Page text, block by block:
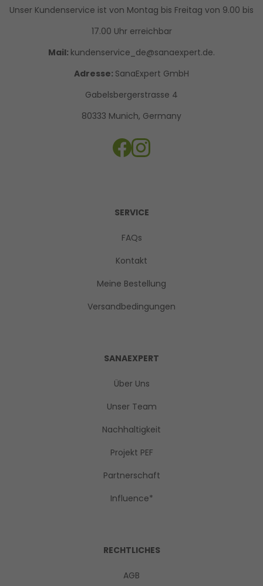
Unser Kundenservice ist von Montag bis Freitag von 9.00 bis
17.00 Uhr erreichbar
Mail: kundenservice_de@sanaexpert.de.
Adresse: SanaExpert GmbH
Gabelsbergerstrasse 4
80333 Munich, Germany
SERVICE
FAQs
Kontakt
Meine Bestellung
Versandbedingungen
SANAEXPERT
Über Uns
Unser Team
Nachhaltigkeit
Projekt PEF
Partnerschaft
Influence*
RECHTLICHES
AGB